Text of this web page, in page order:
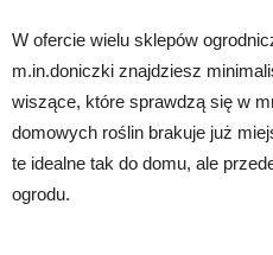
W ofercie wielu sklepów
m.in.doniczki znajdziesz
wiszące, które sprawdzą się w
domowych roślin brakuje już
te idealne tak do domu, ale
ogrodu.